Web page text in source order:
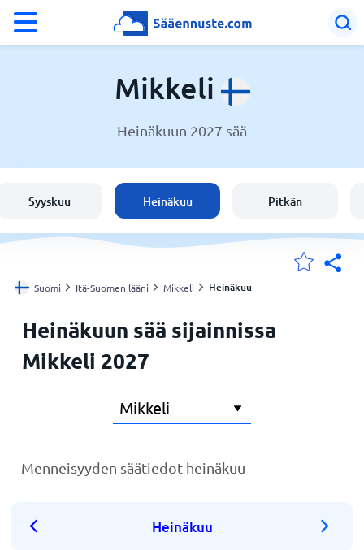
Sijaintini
Koti
Mikkeli
Heinäkuun 2027 sää
Syyskuu Heinäkuu Pitkän
Suomi Itä-Suomen lääni Mikkeli Heinäkuu
Heinäkuun sää sijainnissa
Mikkeli 2027
Menneisyyden säätiedot heinäkuu
Heinäkuu